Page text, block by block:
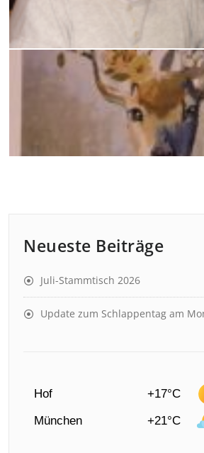
Neueste Beiträge
Juli-Stammtisch 2026
Update zum Schlappentag am
Hof
+17°C
München
+21°C